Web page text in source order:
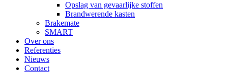
Opslag van gevaarlijke stoffen
Brandwerende kasten
Brakemate
SMART
Over ons
Referenties
Nieuws
Contact